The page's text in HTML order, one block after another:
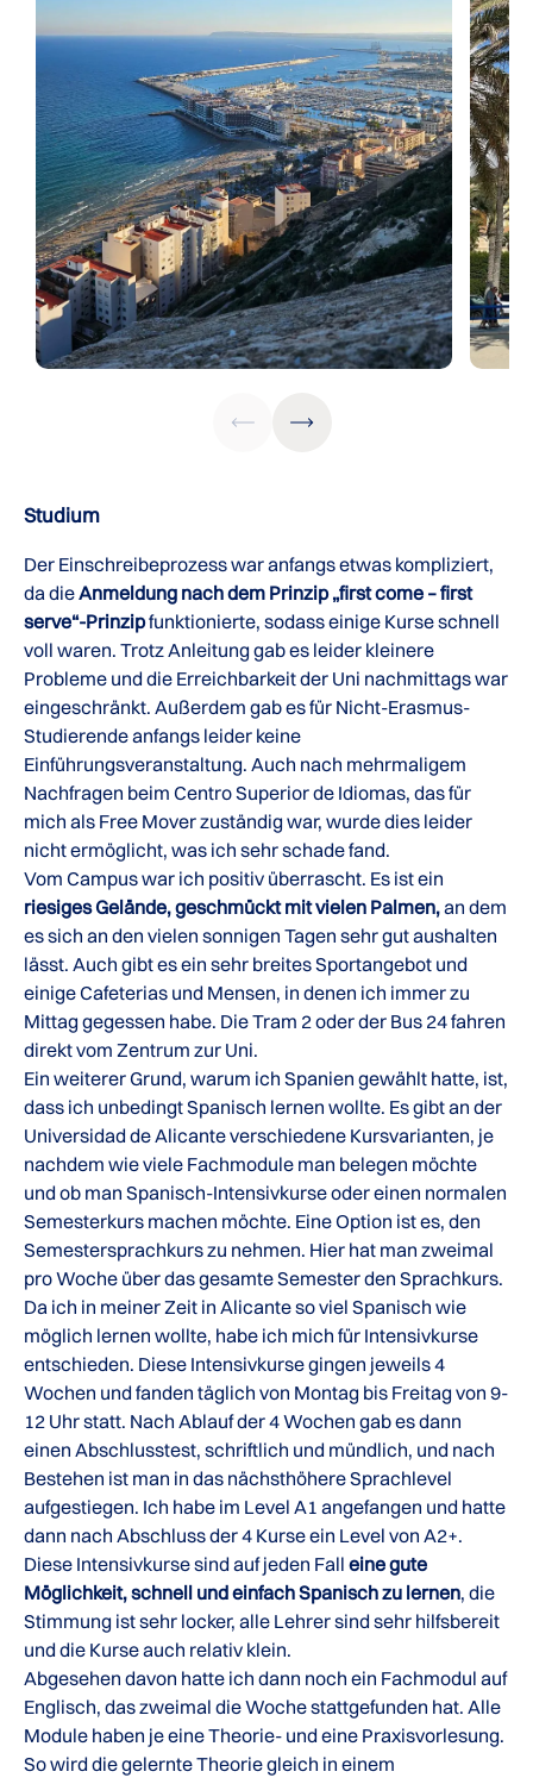
Studium
Der Einschreibeprozess war anfangs etwas kompliziert,
da dieAnmeldung nach dem Prinzip „first come – first
serve“-Prinzipfunktionierte, sodass einige Kurse schnell
voll waren. Trotz Anleitung gab es leider kleinere
Probleme und die Erreichbarkeit der Uni nachmittags war
eingeschränkt. Außerdem gab es für Nicht-Erasmus-
Studierende anfangs leider keine
Einführungsveranstaltung. Auch nach mehrmaligem
Nachfragen beim Centro Superior de Idiomas, das für
mich als Free Mover zuständig war, wurde dies leider
nicht ermöglicht, was ich sehr schade fand.
Vom Campus war ich positiv überrascht. Es ist ein
riesiges Gelände, geschmückt mit vielen Palmen,an dem
es sich an den vielen sonnigen Tagen sehr gut aushalten
lässt. Auch gibt es ein sehr breites Sportangebot und
einige Cafeterias und Mensen, in denen ich immer zu
Mittag gegessen habe. Die Tram 2 oder der Bus 24 fahren
direkt vom Zentrum zur Uni.
Ein weiterer Grund, warum ich Spanien gewählt hatte, ist,
dass ich unbedingt Spanisch lernen wollte. Es gibt an der
Universidad de Alicante verschiedene Kursvarianten, je
nachdem wie viele Fachmodule man belegen möchte
und ob man Spanisch-Intensivkurse oder einen normalen
Semesterkurs machen möchte. Eine Option ist es, den
Semestersprachkurs zu nehmen. Hier hat man zweimal
pro Woche über das gesamte Semester den Sprachkurs.
Da ich in meiner Zeit in Alicante so viel Spanisch wie
möglich lernen wollte, habe ich mich für Intensivkurse
entschieden. Diese Intensivkurse gingen jeweils 4
Wochen und fanden täglich von Montag bis Freitag von 9-
12 Uhr statt. Nach Ablauf der 4 Wochen gab es dann
einen Abschlusstest, schriftlich und mündlich, und nach
Bestehen ist man in das nächsthöhere Sprachlevel
aufgestiegen. Ich habe im Level A1 angefangen und hatte
dann nach Abschluss der 4 Kurse ein Level von A2+.
Diese Intensivkurse sind auf jeden Fall eine gute
Möglichkeit, schnell und einfach Spanisch zu lernen, die
Stimmung ist sehr locker, alle Lehrer sind sehr hilfsbereit
und die Kurse auch relativ klein.
Abgesehen davon hatte ich dann noch ein Fachmodul auf
Englisch, das zweimal die Woche stattgefunden hat. Alle
Module haben je eine Theorie- und eine Praxisvorlesung.
So wird die gelernte Theorie gleich in einem